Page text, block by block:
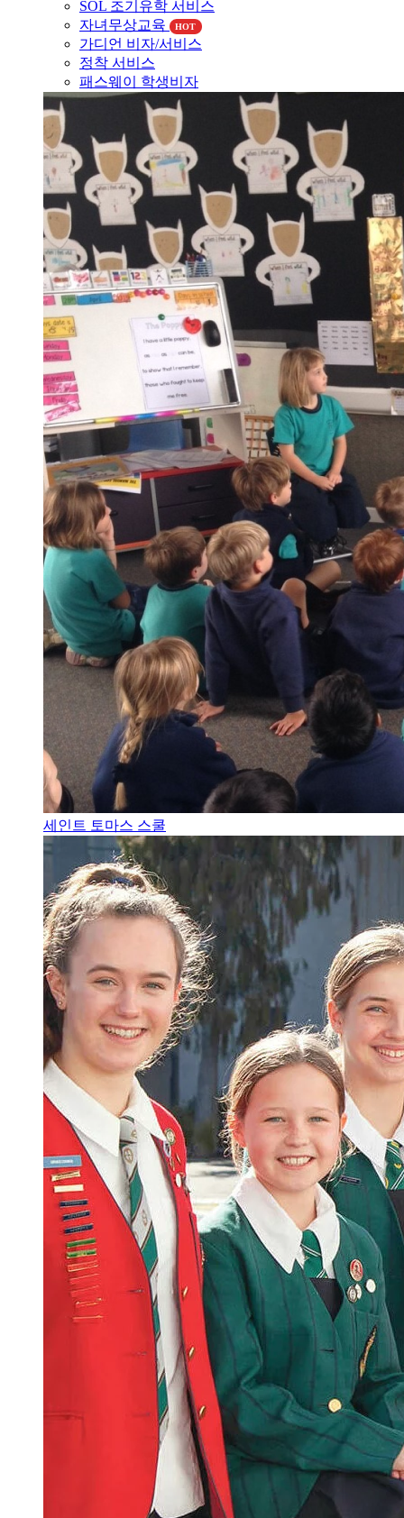
크라이스트처치 조기유학
SOL 조기유학
SOL 조기유학 서비스
자녀무상교육
가디언 비자/서비스
정착 서비스
패스웨이 학생비자
세인트 토마스 스쿨